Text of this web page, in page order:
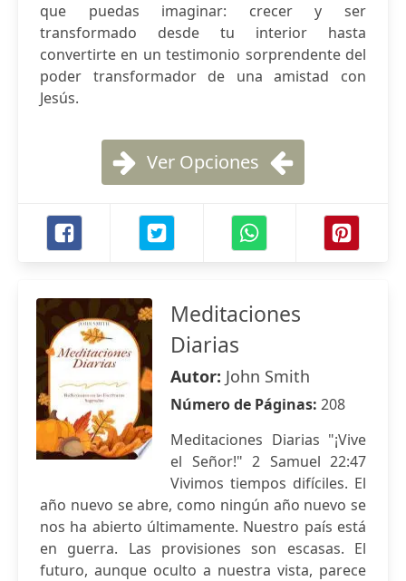
que puedas imaginar: crecer y ser
transformado desde tu interior hasta
convertirte en un testimonio sorprendente del
poder transformador de una amistad con
Jesús.
Ver Opciones
Meditaciones
Diarias
Autor: John Smith
Número de Páginas: 208
Meditaciones Diarias "¡Vive
el Señor!" 2 Samuel 22:47
Vivimos tiempos difíciles. El
año nuevo se abre, como ningún año nuevo se
nos ha abierto últimamente. Nuestro país está
en guerra. Las provisiones son escasas. El
futuro, aunque oculto a nuestra vista, parece